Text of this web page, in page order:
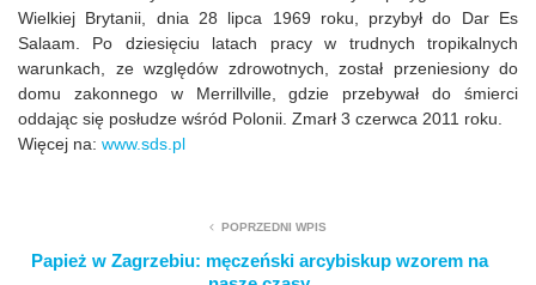
Wielkiej Brytanii, dnia 28 lipca 1969 roku, przybył do Dar Es
Salaam. Po dziesięciu latach pracy w trudnych tropikalnych
warunkach, ze względów zdrowotnych, został przeniesiony do
domu zakonnego w Merrillville, gdzie przebywał do śmierci
oddając się posłudze wśród Polonii. Zmarł 3 czerwca 2011 roku.
Więcej na: www.sds.pl
POPRZEDNI WPIS
Papież w Zagrzebiu: męczeński arcybiskup wzorem na